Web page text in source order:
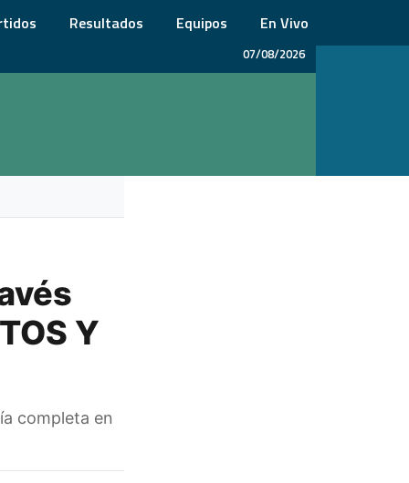
Resultados Equipos En Vivo
07/08/2026
Y
completa en